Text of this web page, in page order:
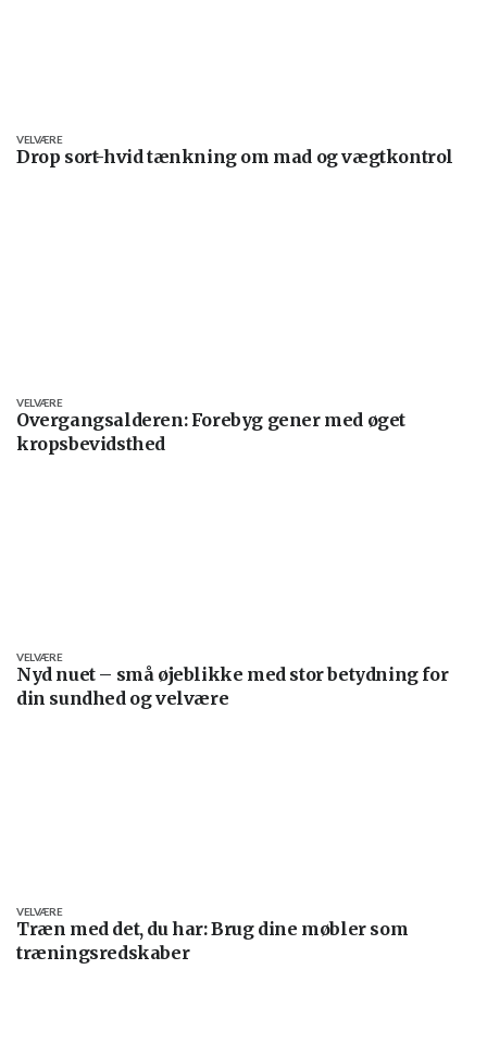
Drop sort-hvid tænkning om mad og vægtkontrol
VELVÆRE
Overgangsalderen: Forebyg gener med øget
kropsbevidsthed
VELVÆRE
Nyd nuet – små øjeblikke med stor betydning for
din sundhed og velvære
VELVÆRE
Træn med det, du har: Brug dine møbler som
træningsredskaber
VELVÆRE